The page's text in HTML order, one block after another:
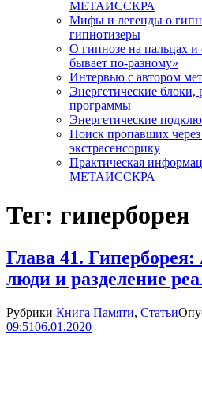
МЕТАИССКРА
Мифы и легенды о
гипнотизеры
О гипнозе на пальцах
бывает по-разному»
Интервью с автором
Энергетические
программы
Энергетические
Поиск пропавших
экстрасенсорику
Практическая
МЕТАИССКРА
Тег: гиперборея
Глава 41.
люди и разделение
Рубрики Книга Памяти, Статьи
09:5106.01.2020